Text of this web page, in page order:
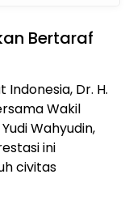
Bertaraf
Dr. H.
Wakil
Wahyudin,
ini
civitas